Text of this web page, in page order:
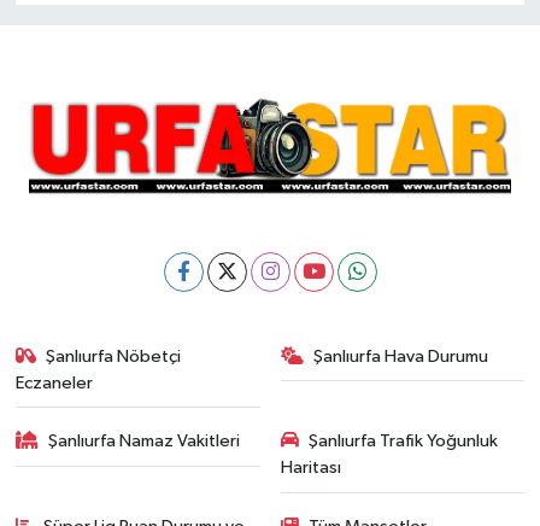
Şanlıurfa Nöbetçi
Eczaneler
Şanlıurfa Hava Durumu
Şanlıurfa Namaz Vakitleri
Şanlıurfa Trafik Yoğunluk
Haritası